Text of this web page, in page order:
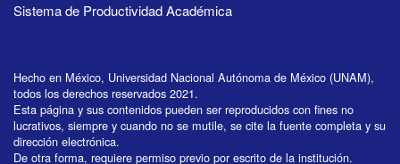
Sistema de Productividad Académica
Hecho en México, Universidad Nacional Autónoma de México (UNAM),
todos los derechos reservados 2021.
Esta página y sus contenidos pueden ser reproducidos con fines no
lucrativos, siempre y cuando no se mutile, se cite la fuente completa y su
dirección electrónica.
De otra forma, requiere permiso previo por escrito de la institución.